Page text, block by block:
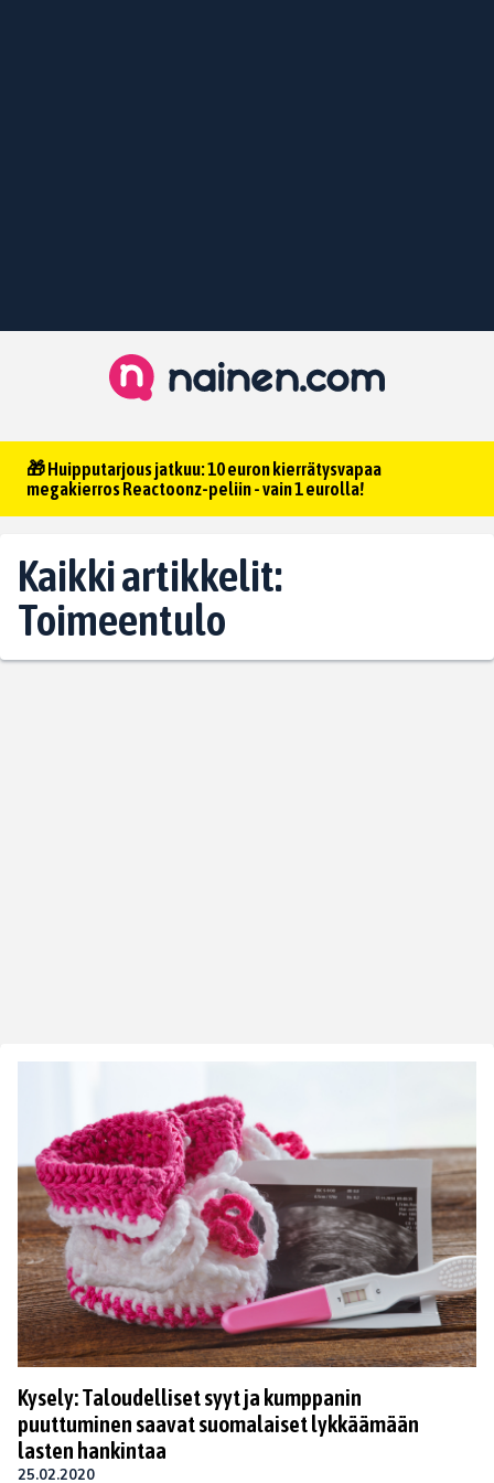
🎁 Huipputarjous jatkuu: 10 euron kierrätysvapaa
megakierros Reactoonz-peliin - vain 1 eurolla!
Kaikki artikkelit:
Toimeentulo
Kysely: Taloudelliset syyt ja kumppanin
puuttuminen saavat suomalaiset lykkäämään
lasten hankintaa
25.02.2020